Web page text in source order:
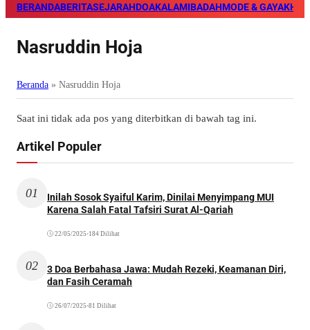
BERANDABERITASEJARAHDOAKALAMIBADAHMODE & GAYA
Nasruddin Hoja
Beranda » Nasruddin Hoja
Saat ini tidak ada pos yang diterbitkan di bawah tag ini.
Artikel Populer
01
Inilah Sosok Syaiful Karim, Dinilai Menyimpang MUI
Karena Salah Fatal Tafsiri Surat Al-Qariah
22/05/2025 •184 Dilihat
02
3 Doa Berbahasa Jawa: Mudah Rezeki, Keamanan Diri,
dan Fasih Ceramah
26/07/2025 •81 Dilihat